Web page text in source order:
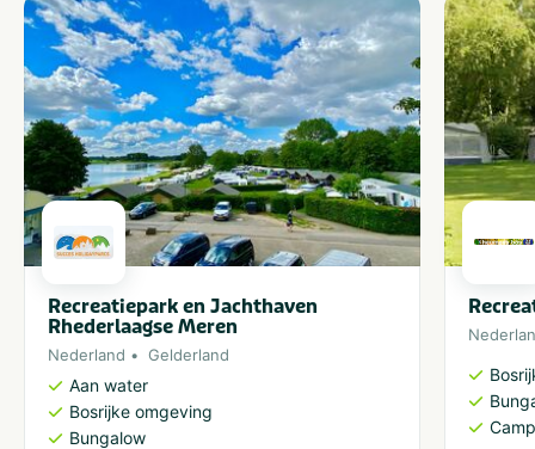
Recreatiepark en Jachthaven
Rhederlaagse Meren
Nederland Gelderland
Aan water
Bosrijke omgeving
Bungalow